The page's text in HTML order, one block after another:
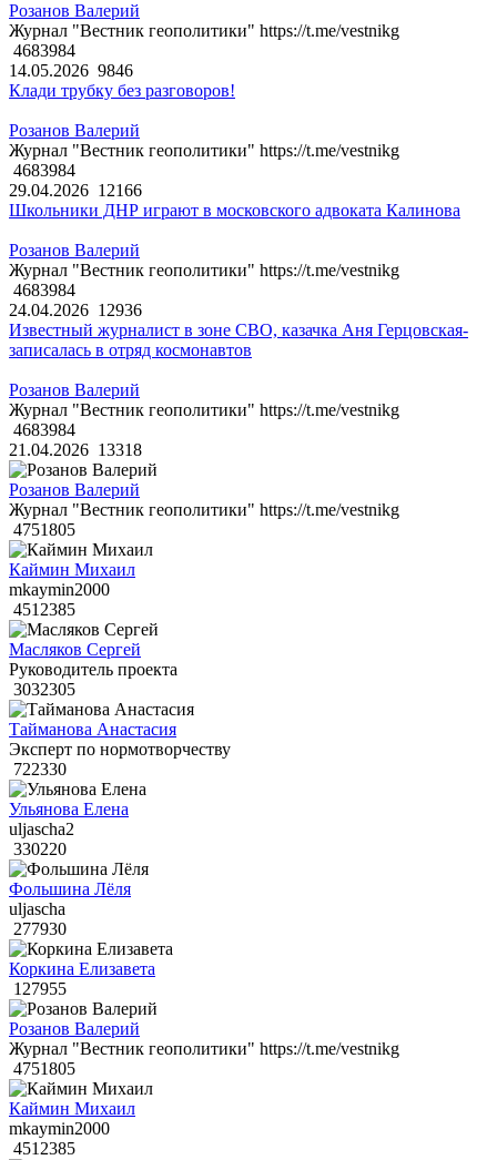
Розанов Валерий
Журнал "Вестник геополитики" https://t.me/vestnikg
4683984
14.05.2026 9846
Клади трубку без разговоров!
Розанов Валерий
Журнал "Вестник геополитики" https://t.me/vestnikg
4683984
29.04.2026 12166
Школьники ДНР играют в московского адвоката Калинова
Розанов Валерий
Журнал "Вестник геополитики" https://t.me/vestnikg
4683984
24.04.2026 12936
Известный журналист в зоне СВО, казачка Аня Герцовская-
записалась в отряд космонавтов
Розанов Валерий
Журнал "Вестник геополитики" https://t.me/vestnikg
4683984
21.04.2026 13318
Розанов Валерий
Журнал "Вестник геополитики" https://t.me/vestnikg
4751805
Каймин Михаил
mkaymin2000
4512385
Масляков Сергей
Руководитель проекта
3032305
Тайманова Анастасия
Эксперт по нормотворчеству
722330
Ульянова Елена
uljascha2
330220
Фольшина Лёля
uljascha
277930
Коркина Елизавета
127955
Розанов Валерий
Журнал "Вестник геополитики" https://t.me/vestnikg
4751805
Каймин Михаил
mkaymin2000
4512385